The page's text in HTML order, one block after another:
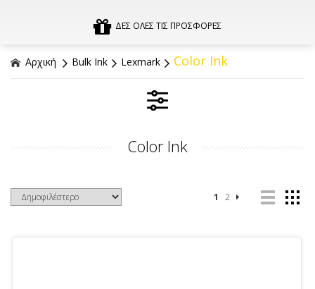
ΔΕΣ ΟΛΕΣ ΤΙΣ ΠΡΟΣΦΟΡΕΣ
Αρχική Bulk Ink Lexmark Color Ink
Color Ink
1 2